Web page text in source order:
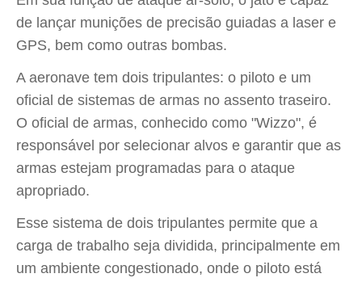
de lançar munições de precisão guiadas a laser e
GPS, bem como outras bombas.
A aeronave tem dois tripulantes: o piloto e um
oficial de sistemas de armas no assento traseiro.
O oficial de armas, conhecido como "Wizzo", é
responsável por selecionar alvos e garantir que as
armas estejam programadas para o ataque
apropriado.
Esse sistema de dois tripulantes permite que a
carga de trabalho seja dividida, principalmente em
um ambiente congestionado, onde o piloto está